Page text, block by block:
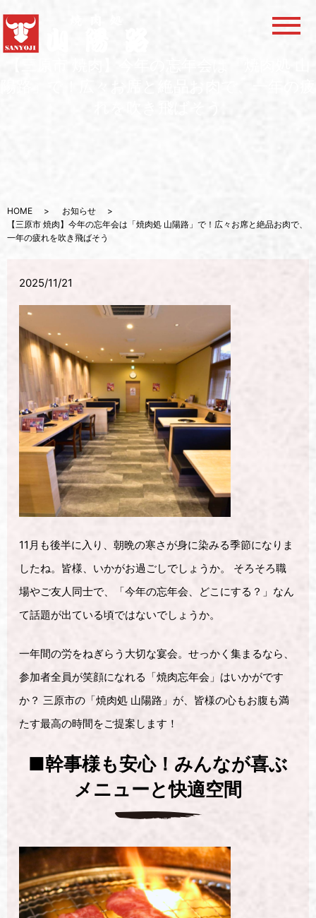
メ
HOME
お知らせ
【三原市 焼肉】今年の忘年会は「焼肉処 山陽路」で！広々お席と絶品お肉で、
一年の疲れを吹き飛ばそう
2025/11/21
11月も後半に入り、朝晩の寒さが身に染みる季節になりま
したね。皆様、いかがお過ごしでしょうか。 そろそろ職
場やご友人同士で、「今年の忘年会、どこにする？」なん
て話題が出ている頃ではないでしょうか。
一年間の労をねぎらう大切な宴会。せっかく集まるなら、
参加者全員が笑顔になれる「焼肉忘年会」はいかがです
か？ 三原市の「焼肉処 山陽路」が、皆様の心もお腹も満
たす最高の時間をご提案します！
■幹事様も安心！みんなが喜ぶ
メニューと快適空間